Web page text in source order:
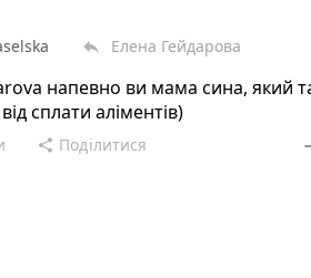
reply Елена Гейдарова
напевно ви мама сина, який
сплати аліментів)
share Поділитися